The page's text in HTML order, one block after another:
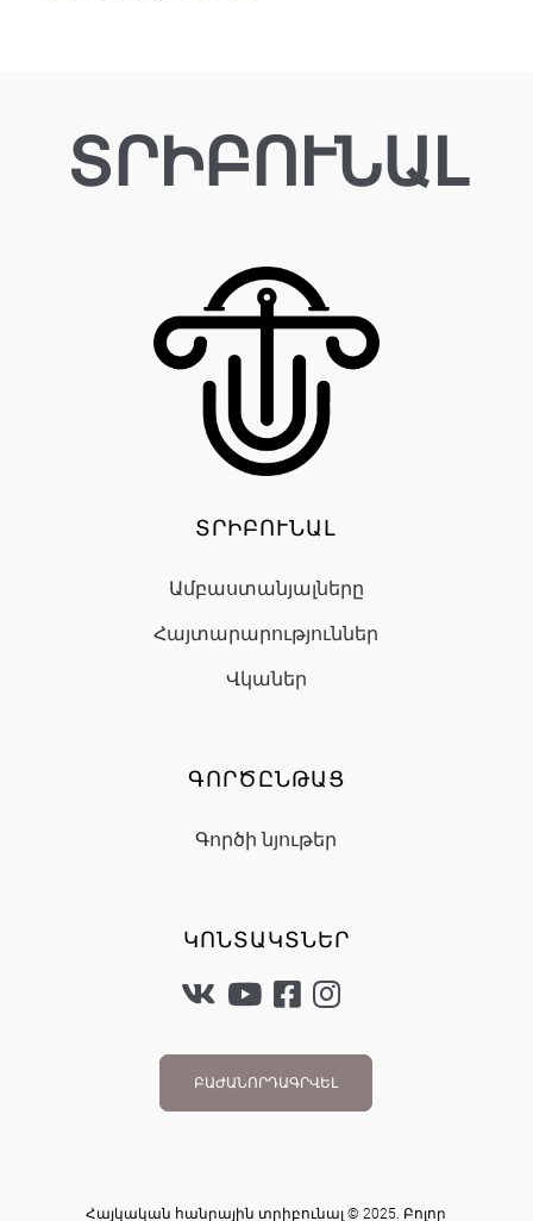
ՏՐԻԲՈՒՆԱԼ
ՏՐԻԲՈՒՆԱԼ
Ամբաստանյալները
Հայտարարություններ
Վկաներ
ԳՈՐԾԸՆԹԱՑ
Գործի նյութեր
ԿՈՆՏԱԿՏՆԵՐ
ԲԱԺԱՆՈՐԴԱԳՐՎԵԼ
Հայկական հանրային տրիբունալ © 2025. Բոլոր